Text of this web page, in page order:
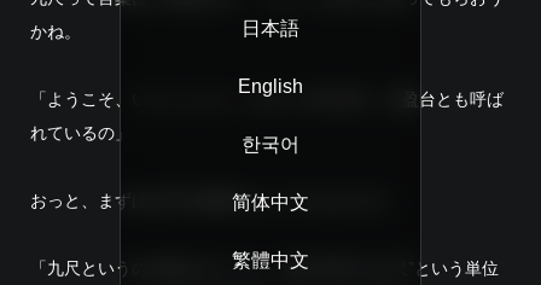
かね。
「ようこそ、いらっしゃい。わたしが九尺台。九盈台とも呼ば
れているの」
おっと、まずは九尺の説明からしてもらおうか。
「九尺というのは高さのことよ。昔の日本では“尺”という単位
日本語
English
한국어
简体中文
繁體中文